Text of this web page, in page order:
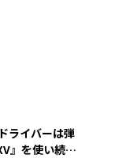
ライバーは弾
』を使い続け